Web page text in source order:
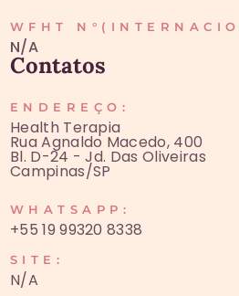
WFHT
N/A
Contatos
ENDEREÇO:
Health Terapia
Rua Agnaldo Macedo, 400
Bl. D-24 - Jd. Das Oliveiras
Campinas/SP
WHATSAPP:
+55 19 99320 8338
SITE:
N/A